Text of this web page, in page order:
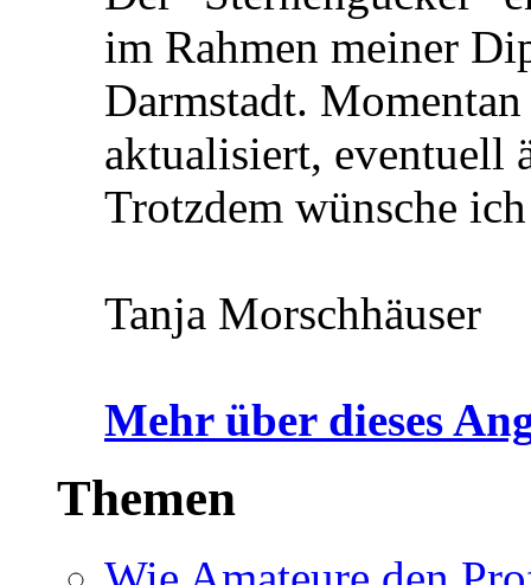
im Rahmen meiner
Darmstadt.
aktualisiert, eventuell
Trotzdem wünsche
Tanja Morschhäuser
Mehr über dieses
Themen